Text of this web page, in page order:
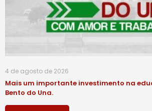
4 de agosto de 2026
Mais um importante investimento na
Bento do Una.